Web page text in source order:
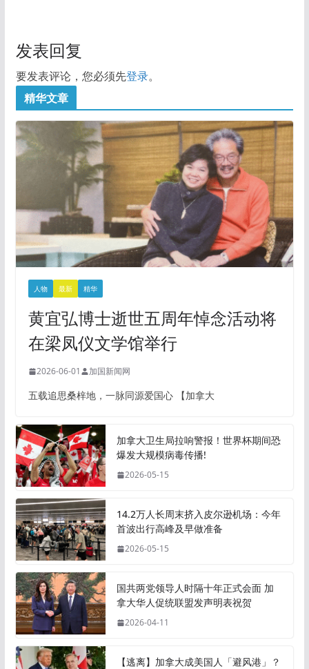
发表回复
要发表评论，您必须先登录。
精华文章
人物 最新 精华
黄宜弘博士逝世五周年悼念活动将
在梁凤仪文学馆举行
2026-06-01 加国新闻网
五载追思桑梓地，一脉同源爱国心 【加拿大
加拿大卫生局拉响警报！世界杯期间恐
爆发大规模病毒传播!
2026-05-15
14.2万人长周末挤入皮尔逊机场：今年
首波出行高峰及早做准备
2026-05-15
国共两党领导人时隔十年正式会面 加
拿大华人促统联盟发声明表祝贺
2026-04-11
【逃离】加拿大成美国人「避风港」？